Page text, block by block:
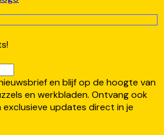
en blijf op de hoogte van
en werkbladen. Ontvang ook
exclusieve updates direct in je